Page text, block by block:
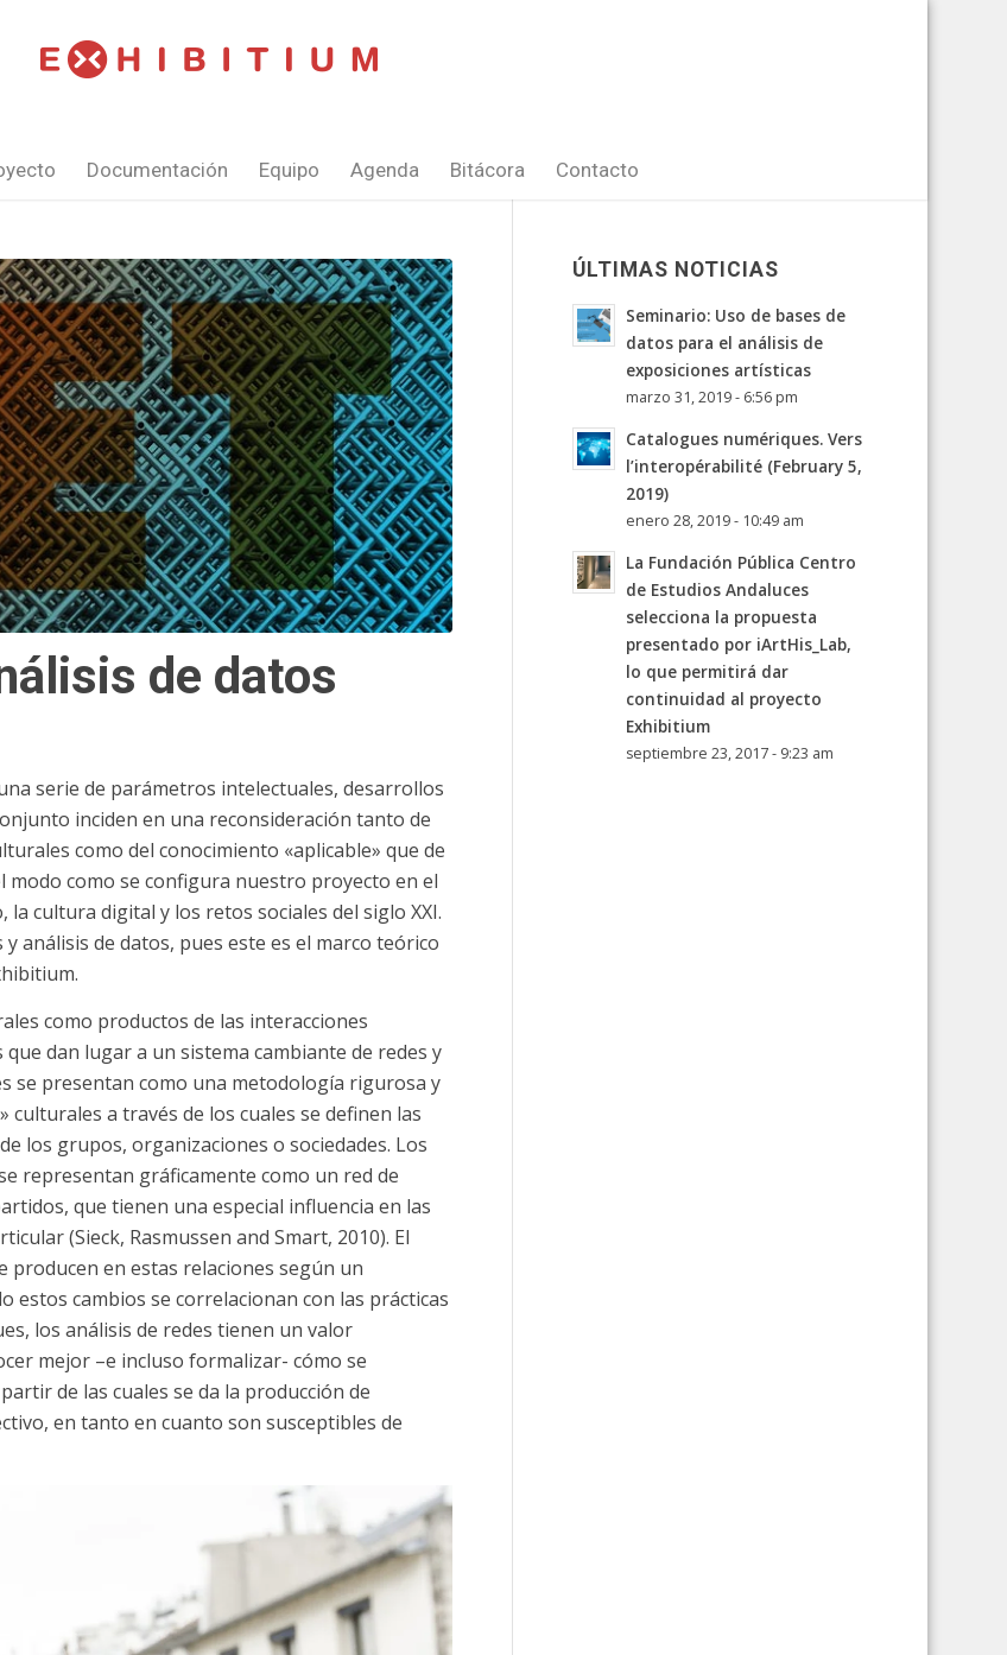
Documentación Equipo Agenda Bitácora Contacto
de datos
serie de parámetros intelectuales, desarrollos
inciden en una reconsideración tanto de
como del conocimiento «aplicable» que de
como se configura nuestro proyecto en el
cultura digital y los retos sociales del siglo XXI.
análisis de datos, pues este es el marco teórico
como productos de las interacciones
dan lugar a un sistema cambiante de redes y
se presentan como una metodología rigurosa y
culturales a través de los cuales se definen las
los grupos, organizaciones o sociedades. Los
representan gráficamente como un red de
que tienen una especial influencia en las
(Sieck, Rasmussen and Smart, 2010). El
producen en estas relaciones según un
estos cambios se correlacionan con las prácticas
los análisis de redes tienen un valor
mejor –e incluso formalizar- cómo se
de las cuales se da la producción de
en tanto en cuanto son susceptibles de
ÚLTIMAS NOTICIAS
Seminario: Uso de bases de
datos para el análisis de
exposiciones artísticas
marzo 31, 2019 - 6:56 pm
Catalogues numériques. Vers
l’interopérabilité (February 5,
2019)
enero 28, 2019 - 10:49 am
La Fundación Pública Centro
de Estudios Andaluces
selecciona la propuesta
presentado por iArtHis_Lab,
lo que permitirá dar
continuidad al proyecto
Exhibitium
septiembre 23, 2017 - 9:23 am